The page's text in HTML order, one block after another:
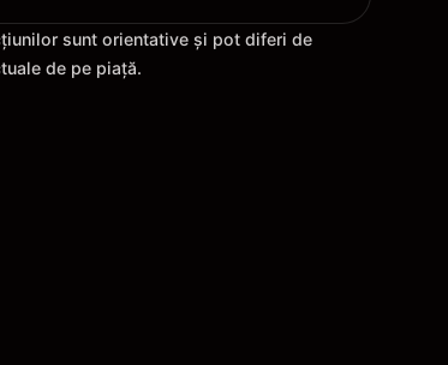
sunt orientative și pot diferi de
de pe piață.